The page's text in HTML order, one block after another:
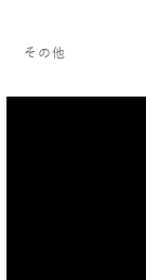
その他